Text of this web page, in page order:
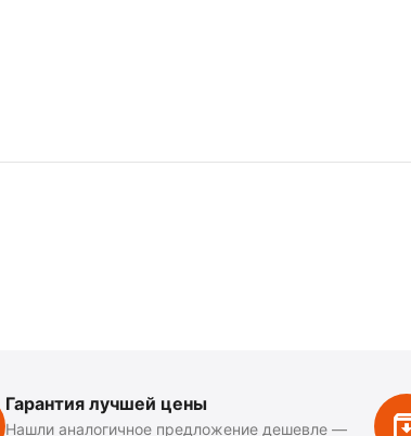
Гарантия лучшей цены
Нашли аналогичное предложение дешевле —